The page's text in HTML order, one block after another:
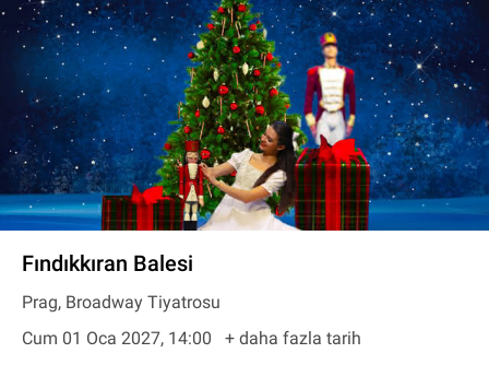
Fındıkkıran Balesi
Prag, Broadway Tiyatrosu
Cum 01 Oca 2027, 14:00
+ daha fazla tarih